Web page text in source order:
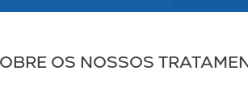
OS NOSSOS